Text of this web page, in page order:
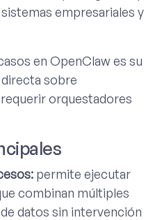
empresariales y
en OpenClaw es su
sobre
orquestadores
permite ejecutar
combinan múltiples
datos sin intervención